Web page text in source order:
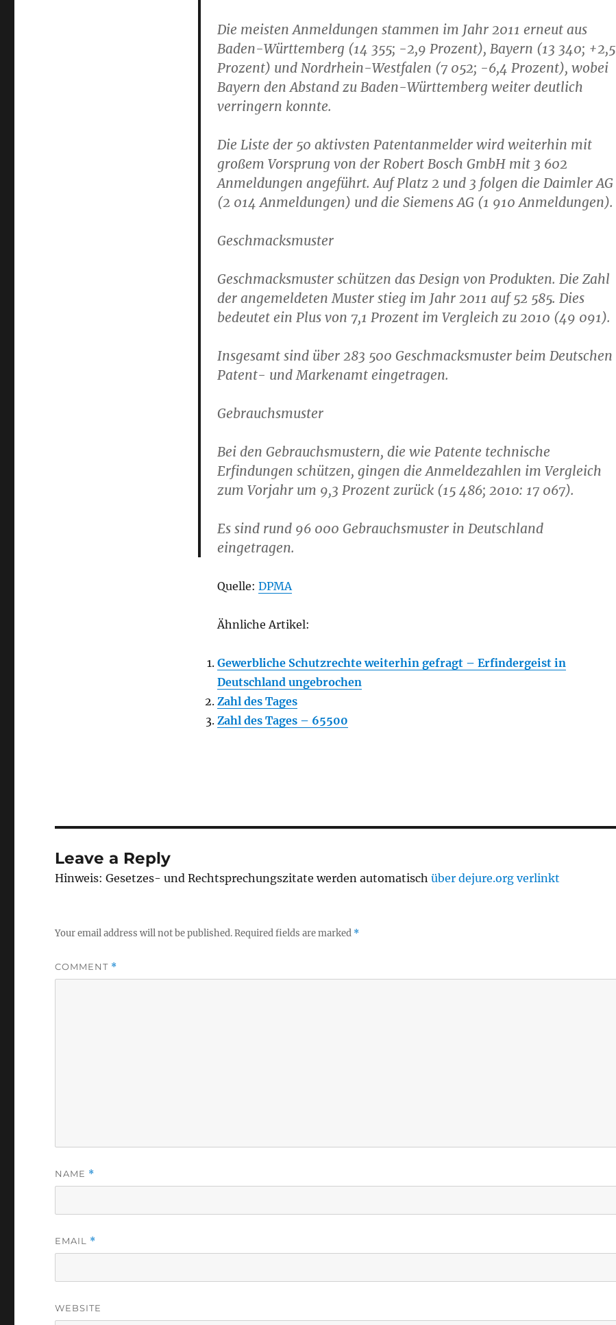
Die meisten Anmeldungen stammen im Jahr 2011 erneut aus
Baden-Württemberg (14 355; -2,9 Prozent), Bayern (13 340; +2,5
Prozent) und Nordrhein-Westfalen (7 052; -6,4 Prozent), wobei
Bayern den Abstand zu Baden-Württemberg weiter deutlich
verringern konnte.
Die Liste der 50 aktivsten Patentanmelder wird weiterhin mit
großem Vorsprung von der Robert Bosch GmbH mit 3 602
Anmeldungen angeführt. Auf Platz 2 und 3 folgen die Daimler AG
(2 014 Anmeldungen) und die Siemens AG (1 910 Anmeldungen).
Geschmacksmuster
Geschmacksmuster schützen das Design von Produkten. Die Zahl
der angemeldeten Muster stieg im Jahr 2011 auf 52 585. Dies
bedeutet ein Plus von 7,1 Prozent im Vergleich zu 2010 (49 091).
Insgesamt sind über 283 500 Geschmacksmuster beim Deutschen
Patent- und Markenamt eingetragen.
Gebrauchsmuster
Bei den Gebrauchsmustern, die wie Patente technische
Erfindungen schützen, gingen die Anmeldezahlen im Vergleich
zum Vorjahr um 9,3 Prozent zurück (15 486; 2010: 17 067).
Es sind rund 96 000 Gebrauchsmuster in Deutschland
eingetragen.
Quelle: DPMA
Ähnliche Artikel:
Gewerbliche Schutzrechte weiterhin gefragt – Erfindergeist in
Deutschland ungebrochen
Zahl des Tages
Zahl des Tages – 65500
Leave a Reply
Hinweis: Gesetzes- und Rechtsprechungszitate werden automatischüber dejure.org verlinkt
Your email address will not be published.Required fields are marked *
COMMENT *
NAME *
EMAIL *
WEBSITE